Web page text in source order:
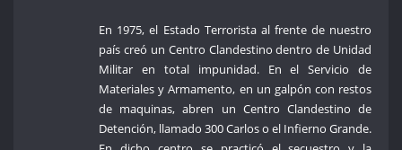
En 1975, el Estado Terrorista al frente de nuestro
país creó un Centro Clandestino dentro de Unidad
Militar en total impunidad. En el Servicio de
Materiales y Armamento, en un galpón con restos
de maquinas, abren un Centro Clandestino de
Detención, llamado 300 Carlos o el Infierno Grande.